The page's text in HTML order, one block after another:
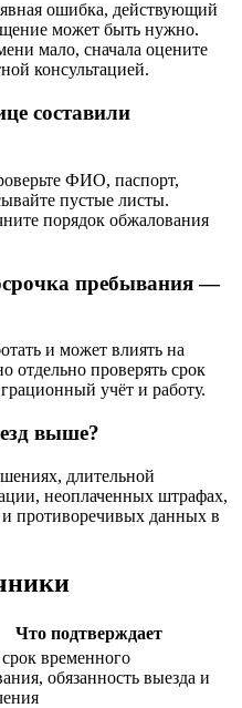
ошибка, действующий
может быть нужно.
мало, сначала оцените
консультацией.
составили
ФИО, паспорт,
пустые листы.
порядок обжалования
пребывания —
и может влиять на
отдельно проверять срок
учёт и работу.
выше?
длительной
неоплаченных штрафах,
и противоречивых данных в
Что подтверждает
временного
обязанность выезда и